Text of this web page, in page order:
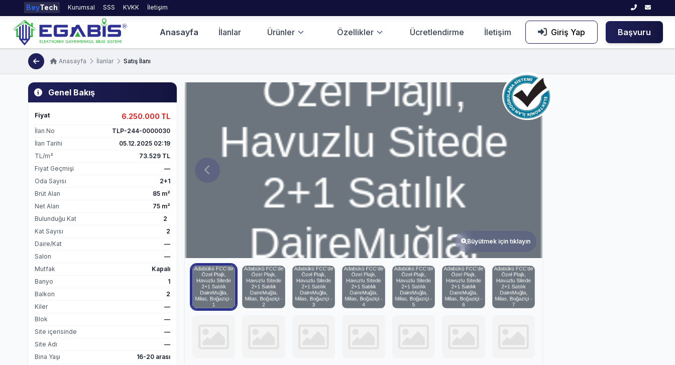
BeyTech Kurumsal SSS KVKK İletişim
Anasayfa İlanlar Ürünler Özellikler Ücretlendirme İletişim Giriş Yap Başvuru
Anasayfa İlanlar Satış İlanı
Genel Bakış
Fiyat 6.250.000 TL
İlan No
TLP-244-0000030
İlan Tarihi
05.12.2025 02:19
TL/m²
73.529 TL
Fiyat Geçmişi
—
Oda Sayısı
2+1
Brüt Alan
85 m²
Net Alan
75 m²
Bulunduğu Kat
2
Kat Sayısı
2
Daire/Kat
—
Salon
—
Mutfak
Kapalı
Banyo
1
Balkon
2
Kiler
—
Blok
—
Site içerisinde
—
Site Adı
—
Bina Yaşı
16-20 arası
Büyütmek için tıklayın